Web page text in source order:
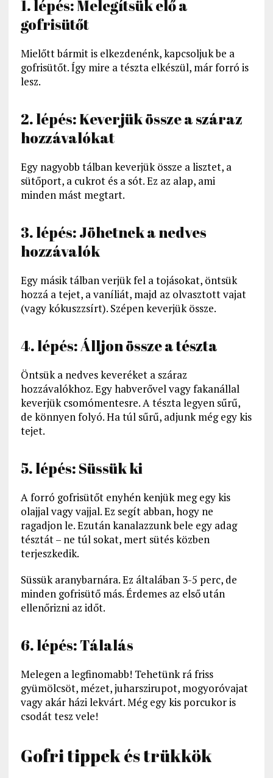
1. lépés: Melegítsük elő a
gofrisütőt
Mielőtt bármit is elkezdenénk, kapcsoljuk be a
gofrisütőt. Így mire a tészta elkészül, már forró is
lesz.
2. lépés: Keverjük össze a száraz
hozzávalókat
Egy nagyobb tálban keverjük össze a lisztet, a
sütőport, a cukrot és a sót. Ez az alap, ami
minden mást megtart.
3. lépés: Jöhetnek a nedves
hozzávalók
Egy másik tálban verjük fel a tojásokat, öntsük
hozzá a tejet, a vaníliát, majd az olvasztott vajat
(vagy kókuszzsírt). Szépen keverjük össze.
4. lépés: Álljon össze a tészta
Öntsük a nedves keveréket a száraz
hozzávalókhoz. Egy habverővel vagy fakanállal
keverjük csomómentesre. A tészta legyen sűrű,
de könnyen folyó. Ha túl sűrű, adjunk még egy kis
tejet.
5. lépés: Süssük ki
A forró gofrisütőt enyhén kenjük meg egy kis
olajjal vagy vajjal. Ez segít abban, hogy ne
ragadjon le. Ezután kanalazzunk bele egy adag
tésztát – ne túl sokat, mert sütés közben
terjeszkedik.
Süssük aranybarnára. Ez általában 3-5 perc, de
minden gofrisütő más. Érdemes az első után
ellenőrizni az időt.
6. lépés: Tálalás
Melegen a legfinomabb! Tehetünk rá friss
gyümölcsöt, mézet, juharszirupot, mogyoróvajat
vagy akár házi lekvárt. Még egy kis porcukor is
csodát tesz vele!
Gofri tippek és trükkök